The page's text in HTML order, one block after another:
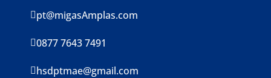
pt@migasAmplas.com
0877 7643 7491
hsdptmae@gmail.com